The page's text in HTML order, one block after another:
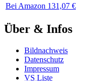
Bei Amazon 131,07 €
Über & Infos
Bildnachweis
Datenschutz
Impressum
VS Liste